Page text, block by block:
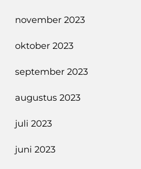
november 2023
oktober 2023
september 2023
augustus 2023
juli 2023
juni 2023